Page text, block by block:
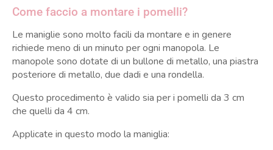
Come faccio a montare i pomelli?
Le maniglie sono molto facili da montare e in genere
richiede meno di un minuto per ogni manopola. Le
manopole sono dotate di un bullone di metallo, una piastra
posteriore di metallo, due dadi e una rondella.
Questo procedimento è valido sia per i pomelli da 3 cm
che quelli da 4 cm.
Applicate in questo modo la maniglia: